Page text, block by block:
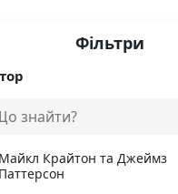
Фільтри
Майкл Крайтон та Джеймз
Паттерсон